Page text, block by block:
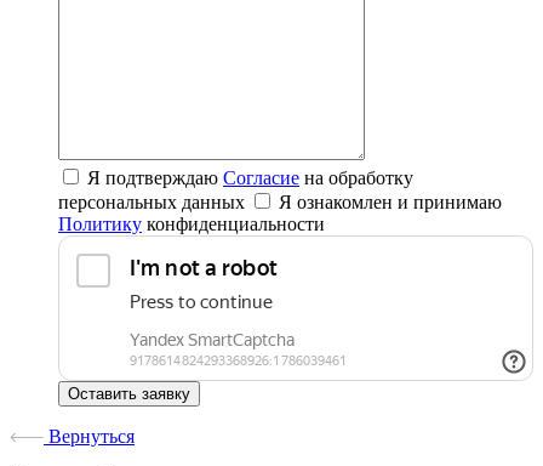
Я подтверждаю Согласие на обработку
персональных данных
Я ознакомлен и принимаю
Политику конфиденциальности
Оставить заявку
Вернуться